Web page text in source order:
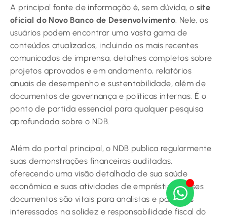
A principal fonte de informação é, sem dúvida, o site
oficial do Novo Banco de Desenvolvimento. Nele, os
usuários podem encontrar uma vasta gama de
conteúdos atualizados, incluindo os mais recentes
comunicados de imprensa, detalhes completos sobre
projetos aprovados e em andamento, relatórios
anuais de desempenho e sustentabilidade, além de
documentos de governança e políticas internas. É o
ponto de partida essencial para qualquer pesquisa
aprofundada sobre o NDB.
Além do portal principal, o NDB publica regularmente
suas demonstrações financeiras auditadas,
oferecendo uma visão detalhada de sua saúde
econômica e suas atividades de empréstimo. Esses
documentos são vitais para analistas e parceiros
interessados na solidez e responsabilidade fiscal do